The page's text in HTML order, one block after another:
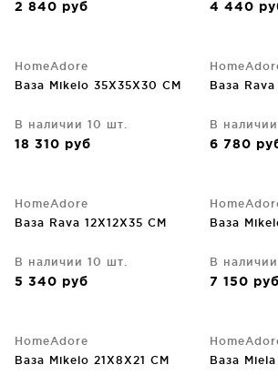
2 840 руб 4 440
HomeAdore
Ваза Mikelo 35X35X30 CM
В наличии 10 шт.
18 310 руб
Ваза Rava
В
6 780
HomeAdore
Ваза Rava 12X12X35 CM
В наличии 10 шт.
5 340 руб
Ваза
В
7 150 руб
HomeAdore
Ваза Mikelo 21X8X21 CM
Ваза